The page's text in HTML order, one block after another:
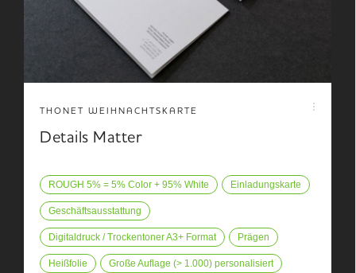
THONET WEIHNACHTSKARTE
Details Matter
ROUGH 5% = 5% Color + 95% White Einladungskarte
Geschäftsausstattung
Digitaldruck / Trockentoner A3+ Format Prägen
Heißfolie Große Auflage (> 1.000) personalisiert